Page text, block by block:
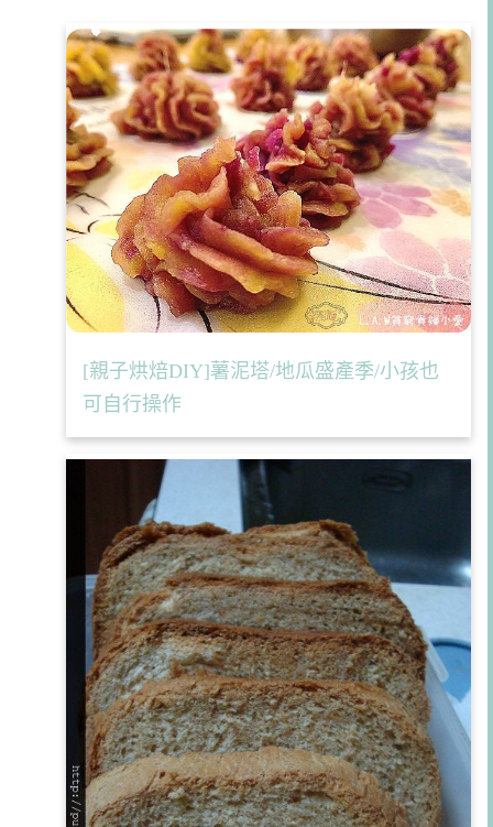
[親子烘焙DIY]薯泥塔/地瓜盛產季/小孩也
可自行操作